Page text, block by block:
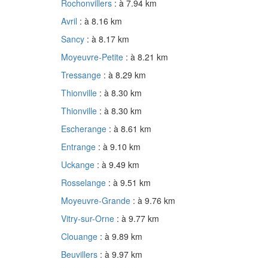
Rochonvillers : à 7.94 km
Avril : à 8.16 km
Sancy : à 8.17 km
Moyeuvre-Petite : à 8.21 km
Tressange : à 8.29 km
Thionville : à 8.30 km
Thionville : à 8.30 km
Escherange : à 8.61 km
Entrange : à 9.10 km
Uckange : à 9.49 km
Rosselange : à 9.51 km
Moyeuvre-Grande : à 9.76 km
Vitry-sur-Orne : à 9.77 km
Clouange : à 9.89 km
Beuvillers : à 9.97 km